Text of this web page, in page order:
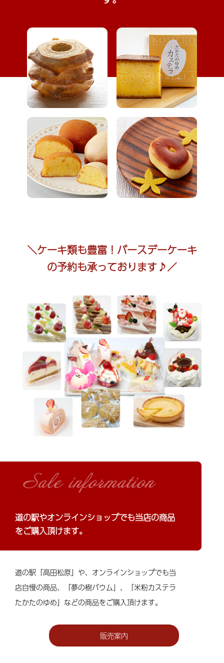
＼ケーキ類も豊富！バースデーケーキ
の予約も承っております♪／
道の駅やオンラインショップでも当店の商品
をご購入頂けます。
道の駅「高田松原」や、オンラインショップでも当
店自慢の商品、「夢の樹バウム」、「米粉カステラ
たかたのゆめ」などの商品をご購入頂けます。
販売案内